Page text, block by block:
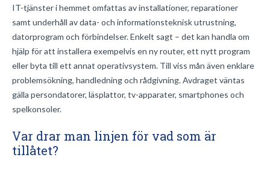
IT-tjänster i hemmet omfattas av installationer, reparationer
samt underhåll av data- och informationsteknisk utrustning,
datorprogram och förbindelser. Enkelt sagt – det kan handla om
hjälp för att installera exempelvis en ny router, ett nytt program
eller byta till ett annat operativsystem. Till viss mån även enklare
problemsökning, handledning och rådgivning. Avdraget väntas
gälla persondatorer, läsplattor, tv-apparater, smartphones och
spelkonsoler.
Var drar man linjen för vad som är
tillåtet?